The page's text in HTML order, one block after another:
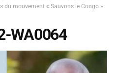
du mouvement « Sauvons le Congo »
WA0064